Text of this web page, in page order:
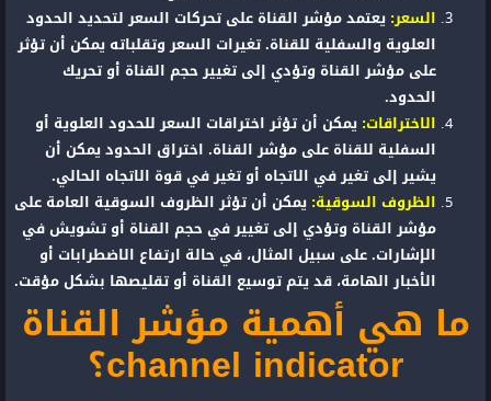
السعر: يعتمد مؤشر القناة على تحركات السعر لتحديد الحدود
العلوية والسفلية للقناة. تغيرات السعر وتقلباته يمكن أن تؤثر
على مؤشر القناة وتؤدي إلى تغيير حجم القناة أو تحريك
الحدود.
الاختراقات: يمكن أن تؤثر اختراقات السعر للحدود العلوية أو
السفلية للقناة على مؤشر القناة. اختراق الحدود يمكن أن
يشير إلى تغير في الاتجاه أو تغير في قوة الاتجاه الحالي.
الظروف السوقية: يمكن أن تؤثر الظروف السوقية العامة على
مؤشر القناة وتؤدي إلى تغيير في حجم القناة أو تشويش في
الإشارات. على سبيل المثال، في حالة ارتفاع الاضطرابات أو
الأخبار الهامة، قد يتم توسيع القناة أو تقليصها بشكل مؤقت.
ما هي أهمية مؤشر القناة
channel indicator؟